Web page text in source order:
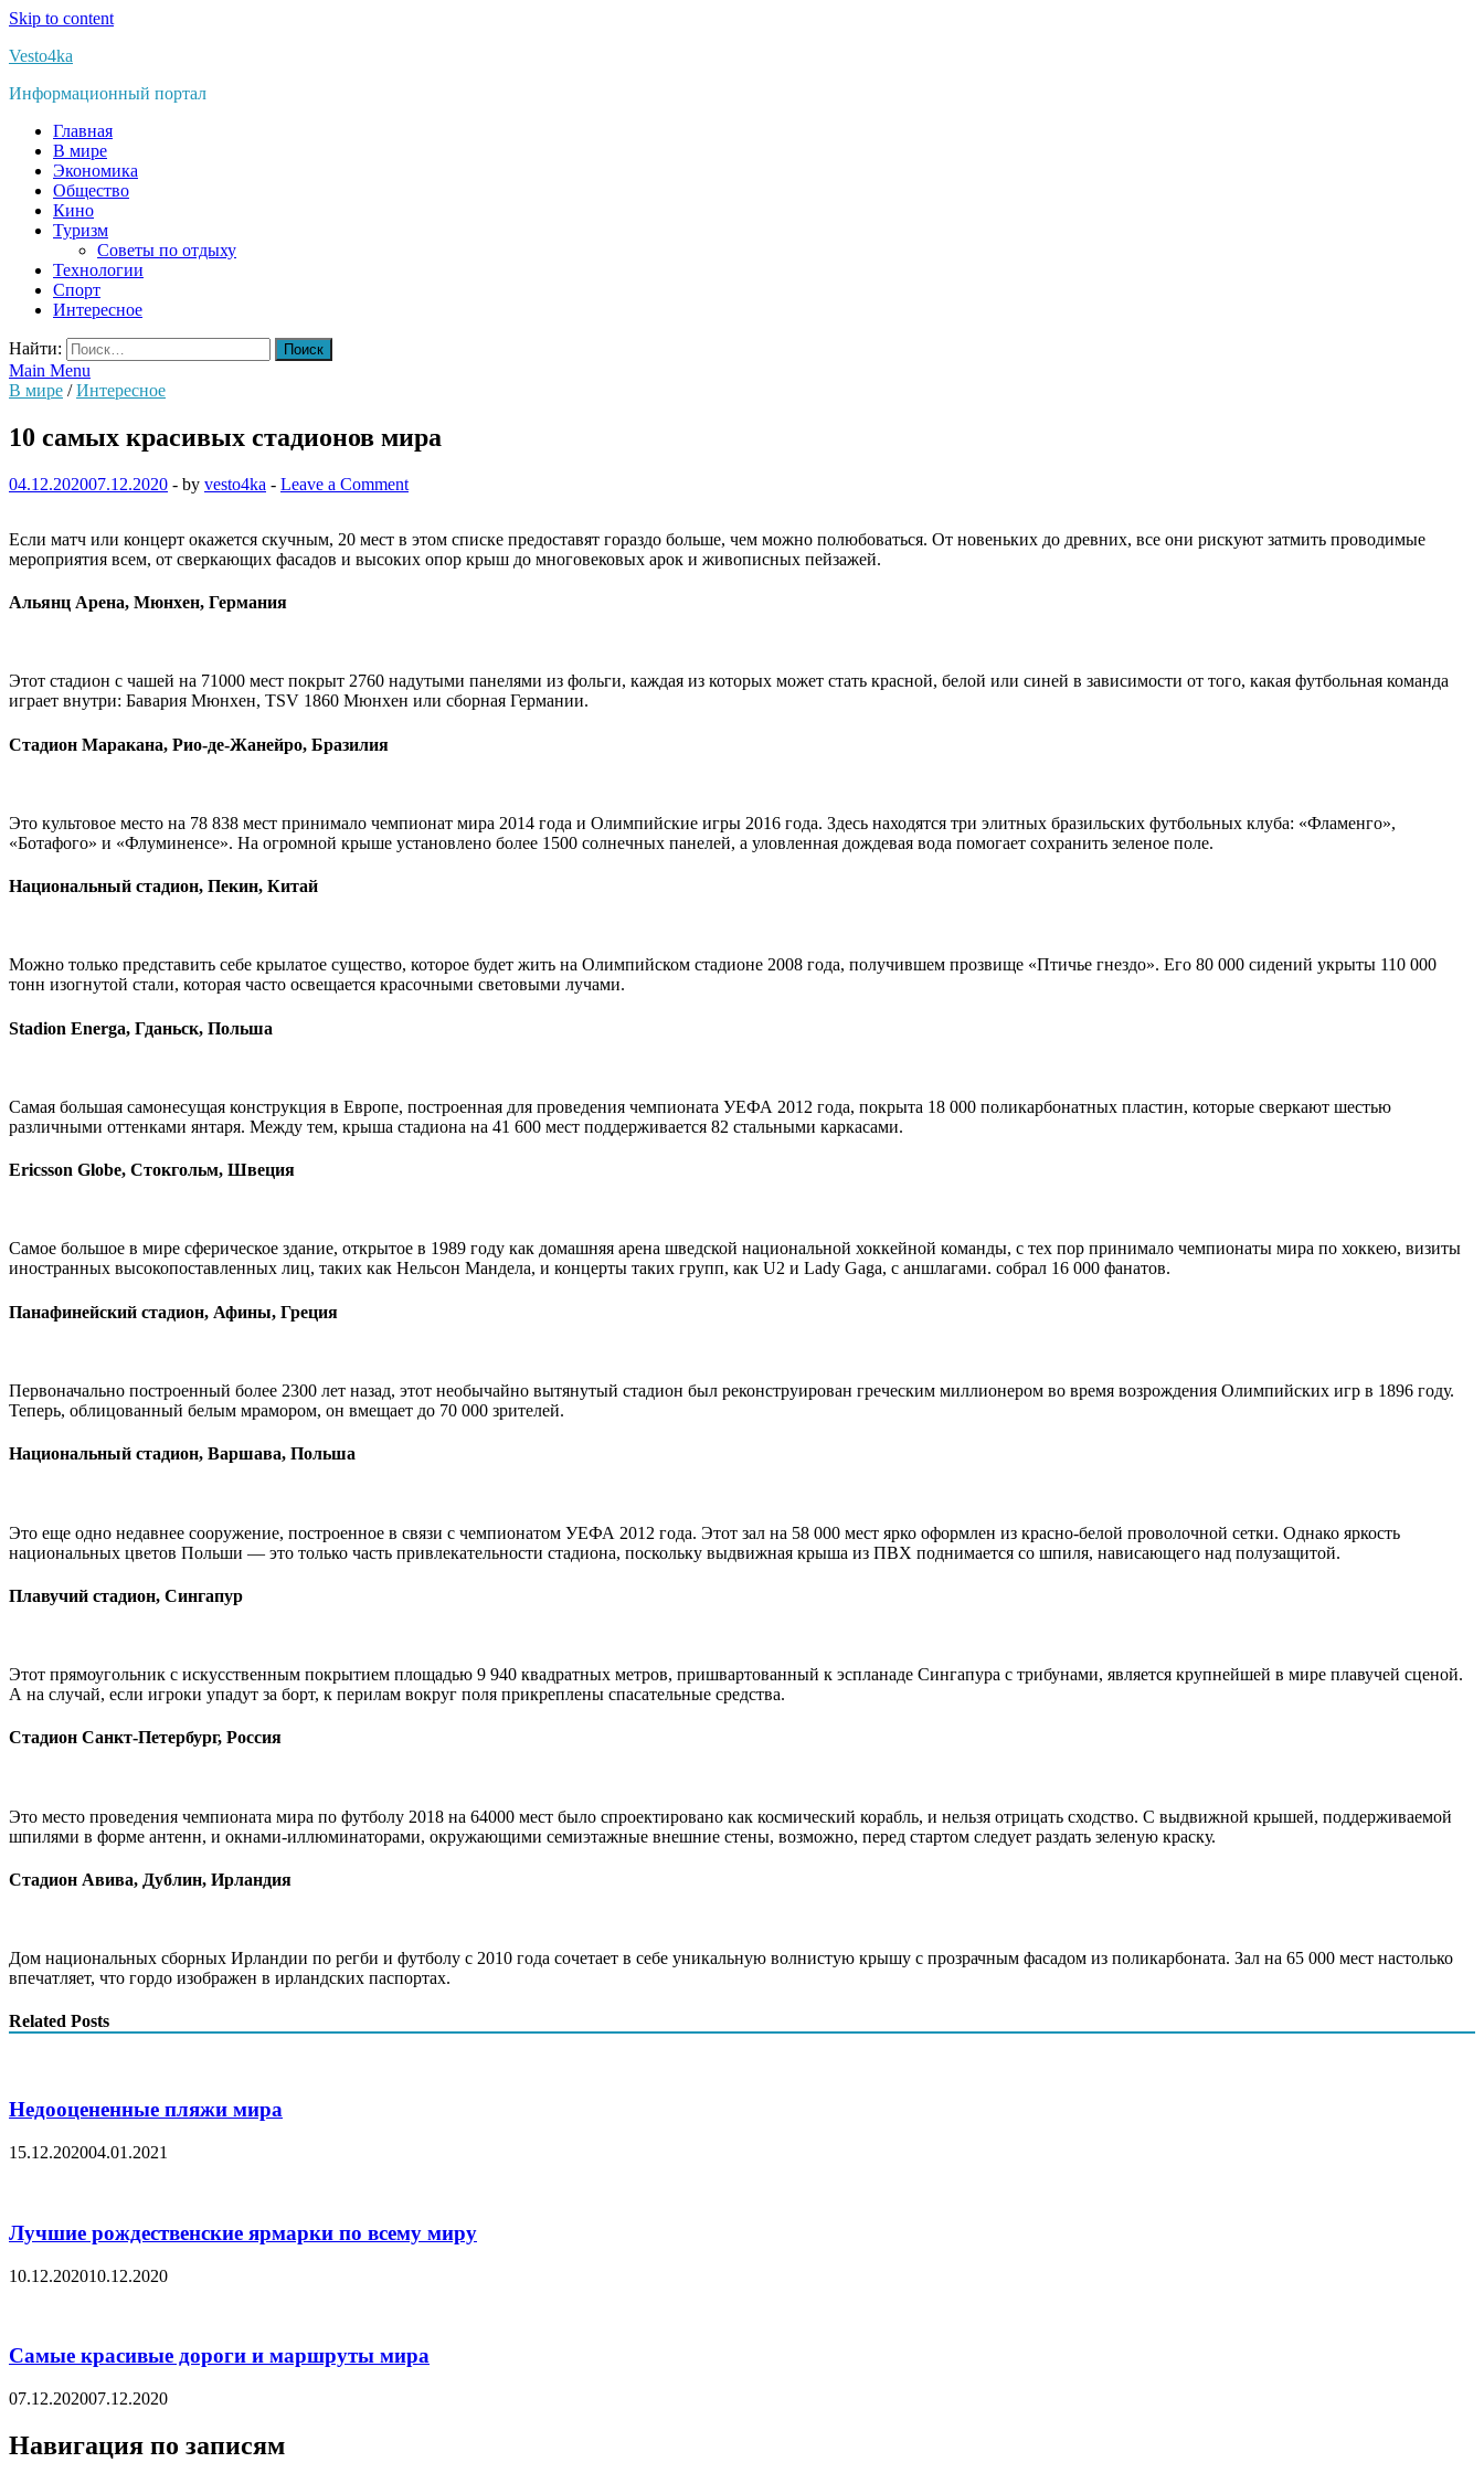
Skip to content
Vesto4ka
Информационный портал
Главная
В мире
Экономика
Общество
Кино
Туризм
Советы по отдыху
Технологии
Спорт
Интересное
Найти:
Main Menu
В мире /Интересное
10 самых красивых стадионов мира
04.12.202007.12.2020 - by vesto4ka - Leave a Comment
Если матч или концерт окажется скучным, 20 мест в этом списке предоставят гораздо больше, чем можно полюбоваться. От новеньких до древних, все они рискуют затмить проводимые
мероприятия всем, от сверкающих фасадов и высоких опор крыш до многовековых арок и живописных пейзажей.
Альянц Арена, Мюнхен, Германия
Этот стадион с чашей на 71000 мест покрыт 2760 надутыми панелями из фольги, каждая из которых может стать красной, белой или синей в зависимости от того, какая футбольная команда
играет внутри: Бавария Мюнхен, TSV 1860 Мюнхен или сборная Германии.
Стадион Маракана, Рио-де-Жанейро, Бразилия
Это культовое место на 78 838 мест принимало чемпионат мира 2014 года и Олимпийские игры 2016 года. Здесь находятся три элитных бразильских футбольных клуба: «Фламенго»,
«Ботафого» и «Флуминенсе». На огромной крыше установлено более 1500 солнечных панелей, а уловленная дождевая вода помогает сохранить зеленое поле.
Национальный стадион, Пекин, Китай
Можно только представить себе крылатое существо, которое будет жить на Олимпийском стадионе 2008 года, получившем прозвище «Птичье гнездо». Его 80 000 сидений укрыты 110 000
тонн изогнутой стали, которая часто освещается красочными световыми лучами.
Stadion Energa, Гданьск, Польша
Самая большая самонесущая конструкция в Европе, построенная для проведения чемпионата УЕФА 2012 года, покрыта 18 000 поликарбонатных пластин, которые сверкают шестью
различными оттенками янтаря. Между тем, крыша стадиона на 41 600 мест поддерживается 82 стальными каркасами.
Ericsson Globe, Стокгольм, Швеция
Самое большое в мире сферическое здание, открытое в 1989 году как домашняя арена шведской национальной хоккейной команды, с тех пор принимало чемпионаты мира по хоккею, визиты
иностранных высокопоставленных лиц, таких как Нельсон Мандела, и концерты таких групп, как U2 и Lady Gaga, с аншлагами. собрал 16 000 фанатов.
Панафинейский стадион, Афины, Греция
Первоначально построенный более 2300 лет назад, этот необычайно вытянутый стадион был реконструирован греческим миллионером во время возрождения Олимпийских игр в 1896 году.
Теперь, облицованный белым мрамором, он вмещает до 70 000 зрителей.
Национальный стадион, Варшава, Польша
Это еще одно недавнее сооружение, построенное в связи с чемпионатом УЕФА 2012 года. Этот зал на 58 000 мест ярко оформлен из красно-белой проволочной сетки. Однако яркость
национальных цветов Польши — это только часть привлекательности стадиона, поскольку выдвижная крыша из ПВХ поднимается со шпиля, нависающего над полузащитой.
Плавучий стадион, Сингапур
Этот прямоугольник с искусственным покрытием площадью 9 940 квадратных метров, пришвартованный к эспланаде Сингапура с трибунами, является крупнейшей в мире плавучей сценой.
А на случай, если игроки упадут за борт, к перилам вокруг поля прикреплены спасательные средства.
Стадион Санкт-Петербург, Россия
Это место проведения чемпионата мира по футболу 2018 на 64000 мест было спроектировано как космический корабль, и нельзя отрицать сходство. С выдвижной крышей, поддерживаемой
шпилями в форме антенн, и окнами-иллюминаторами, окружающими семиэтажные внешние стены, возможно, перед стартом следует раздать зеленую краску.
Стадион Авива, Дублин, Ирландия
Дом национальных сборных Ирландии по регби и футболу с 2010 года сочетает в себе уникальную волнистую крышу с прозрачным фасадом из поликарбоната. Зал на 65 000 мест настолько
впечатляет, что гордо изображен в ирландских паспортах.
Related Posts
Недооцененные пляжи мира
15.12.202004.01.2021
Лучшие рождественские ярмарки по всему миру
10.12.202010.12.2020
Самые красивые дороги и маршруты мира
07.12.202007.12.2020
Навигация по записям